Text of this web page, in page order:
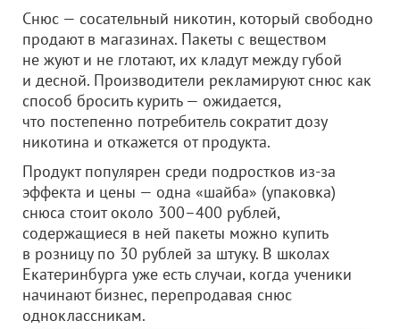
Снюс — сосательный никотин, который свободно
продают в магазинах. Пакеты с веществом
не жуют и не глотают, их кладут между губой
и десной. Производители рекламируют снюс как
способ бросить курить — ожидается,
что постепенно потребитель сократит дозу
никотина и откажется от продукта.
Продукт популярен среди подростков из-за
эффекта и цены — одна «шайба» (упаковка)
снюса стоит около 300–400 рублей,
содержащиеся в ней пакеты можно купить
в розницу по 30 рублей за штуку. В школах
Екатеринбурга уже есть случаи, когда ученики
начинают бизнес, перепродавая снюс
одноклассникам.